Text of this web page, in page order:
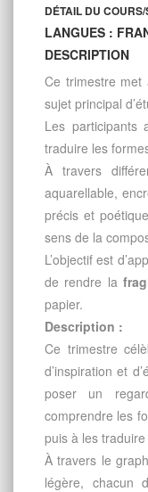
DÉTAIL DU
LANGUES :
DESCRIPTION
Ce trimestre met
sujet principal
Les participants
traduire les
À travers
aquarellable,
précis et
sens de la
L’objectif est
de rendre la
papier.
Description :
Ce trimestre
d’inspiration et
poser un
comprendre les
puis à les
À travers le
légère, chacun